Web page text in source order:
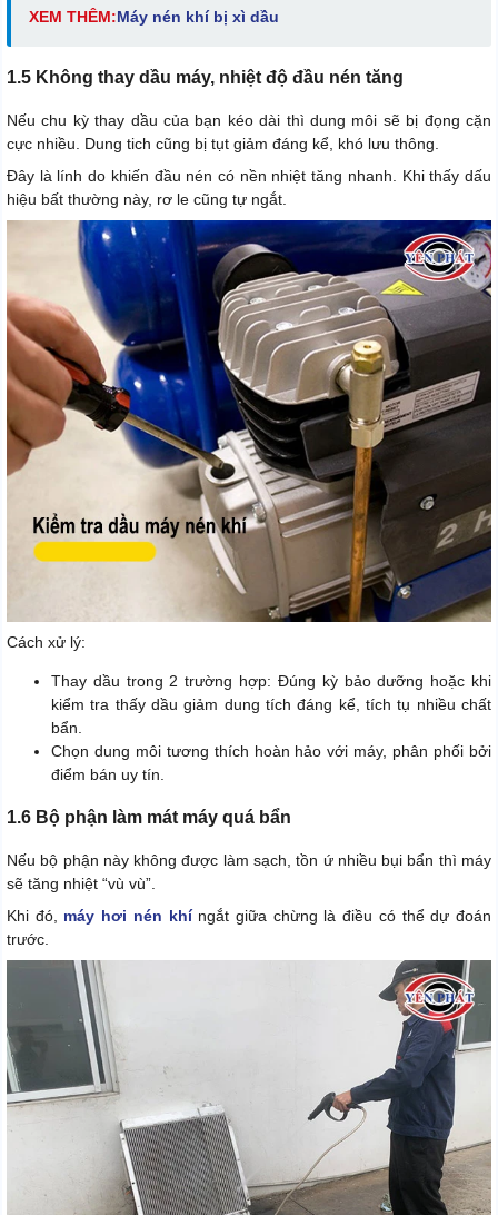
XEM THÊM:Máy nén khí bị xì dầu
1.5 Không thay dầu máy, nhiệt độ đầu nén tăng
Nếu chu kỳ thay dầu của bạn kéo dài thì dung môi sẽ bị đọng cặn
cực nhiều. Dung tich cũng bị tụt giảm đáng kể, khó lưu thông.
Đây là lính do khiến đầu nén có nền nhiệt tăng nhanh. Khi thấy dấu
hiệu bất thường này, rơ le cũng tự ngắt.
Cách xử lý:
Thay dầu trong 2 trường hợp: Đúng kỳ bảo dưỡng hoặc khi
kiểm tra thấy dầu giảm dung tích đáng kể, tích tụ nhiều chất
bẩn.
Chọn dung môi tương thích hoàn hảo với máy, phân phối bởi
điểm bán uy tín.
1.6 Bộ phận làm mát máy quá bẩn
Nếu bộ phận này không được làm sạch, tồn ứ nhiều bụi bẩn thì máy
sẽ tăng nhiệt “vù vù”.
Khi đó, máy hơi nén khíngắt giữa chừng là điều có thể dự đoán
trước.